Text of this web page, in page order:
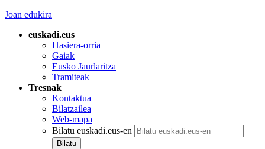
Joan edukira
euskadi.eus
Hasiera-orria
Gaiak
Eusko Jaurlaritza
Tramiteak
Tresnak
Kontaktua
Bilatzailea
Web-mapa
Bilatu euskadi.eus-en